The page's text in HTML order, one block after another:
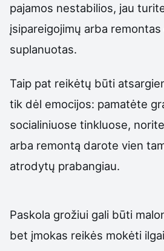
pajamos nestabilios, jau
įsipareigojimų arba
suplanuotas.
Taip pat reikėtų būti
tik dėl emocijos: pamatėte
socialiniuose tinkluose,
arba remontą darote vien
atrodytų prabangiau.
Paskola grožiui gali būti
bet įmokas reikės mokėti